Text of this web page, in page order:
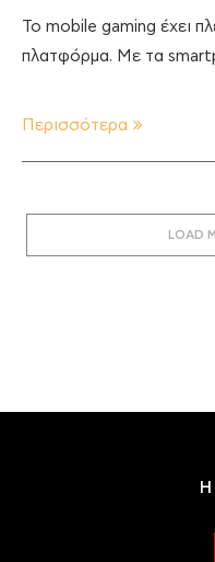
Το mobile gaming έχει
πλατφόρμα. Με τα
Περισσότερα
LOAD
Η